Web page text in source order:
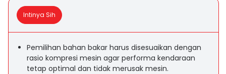
Intinya Sih
Pemilihan bahan bakar harus disesuaikan dengan
rasio kompresi mesin agar performa kendaraan
tetap optimal dan tidak merusak mesin.